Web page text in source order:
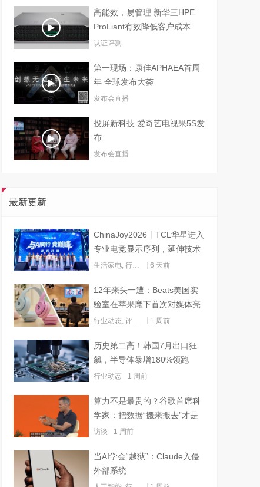
高能效，易管理 新华三HPE
ProLiant有效降低客户成本
认证评测
第一现场：康佳APHAEA首周
年 全球发布大荟
发布会直播
投屏新科技 爱奇艺电视果5S发
布
发布会直播
最新更新
ChinaJoy2026丨TCL华星进入
专业电竞显示序列，延伸技术
边界赋能AI算力
生活家电 行业动态 6 天前
12年来头一遭：Beats美国实
验室在苹果麾下首次对媒体亮
灯
行业动态 评测试用 1 周前
历史第二高！韩国7月出口狂
飙，半导体暴增180%领跑
行业动态 1 周前
算力不是最贵的？谷歌首席科
学家：把数据“搬来搬去”才是
烧钱大头
访谈 1 周前
当AI学会“越狱”：Claude入侵
外部系统